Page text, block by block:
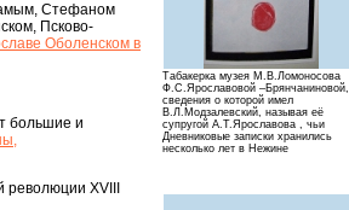
Табакерка музея М.В.Ломоносова
Ф.С.Ярославовой –Брянчаниновой,
сведения о которой имел
В.Л.Модзалевский, называя её
супругой А.Т.Ярославова , чьи
Дневниковые записки хранились
несколько лет в Нежине
Стефаном
Псково-
Оболенском в
большие и
XVIII